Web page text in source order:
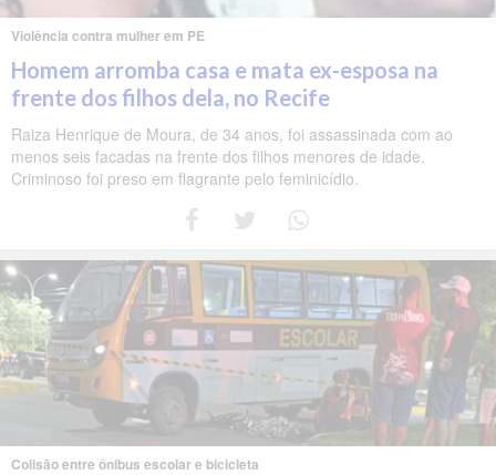
Violência contra mulher em PE
Homem arromba casa e mata ex-esposa na
frente dos filhos dela, no Recife
Raiza Henrique de Moura, de 34 anos, foi assassinada com ao
menos seis facadas na frente dos filhos menores de idade.
Criminoso foi preso em flagrante pelo feminicídio.
Colisão entre ônibus escolar e bicicleta